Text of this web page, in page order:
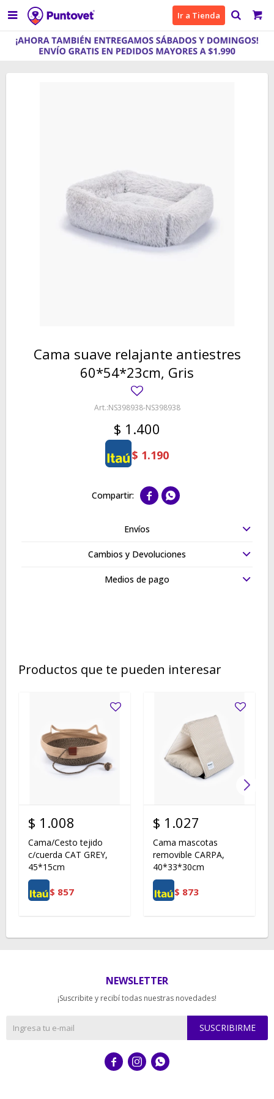
 Ir a Tienda
Cama suave relajante antiestres
60*54*23cm, Gris
NS398938-NS398938
$ 1.400
$ 1.190
 
Envíos
Cambios y Devoluciones
Medios de pago
Productos que te pueden interesar
$ 1.008
Cama/Cesto tejido
c/cuerda CAT GREY,
45*15cm
$ 857
$ 1.027
Cama mascotas
removible CARPA,
40*33*30cm
$ 873
NEWSLETTER
¡Suscribite y recibí todas nuestras novedades!
SUSCRIBIRME
  